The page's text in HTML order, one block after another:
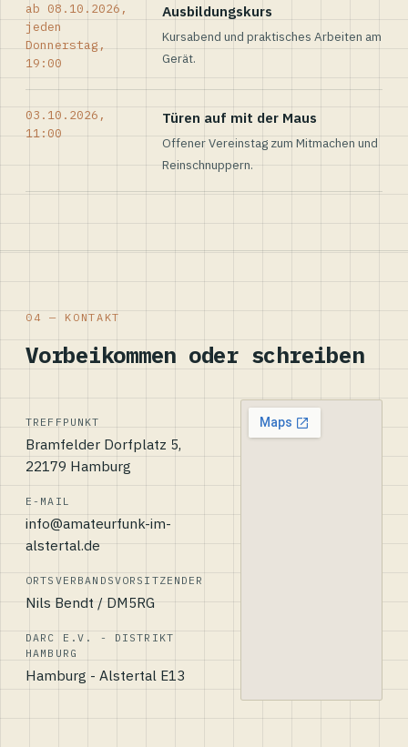
ab 08.10.2026,
jeden
Donnerstag,
19:00
Ausbildungskurs
Kursabend und praktisches Arbeiten am
Gerät.
03.10.2026,
11:00
Türen auf mit der Maus
Offener Vereinstag zum Mitmachen und
Reinschnuppern.
04 — KONTAKT
Vorbeikommen oder schreiben
TREFFPUNKT
Bramfelder Dorfplatz 5,
22179 Hamburg
E-MAIL
info@amateurfunk-im-
alstertal.de
ORTSVERBANDSVORSITZENDER
Nils Bendt / DM5RG
DARC E.V. - DISTRIKT
HAMBURG
Hamburg - Alstertal E13